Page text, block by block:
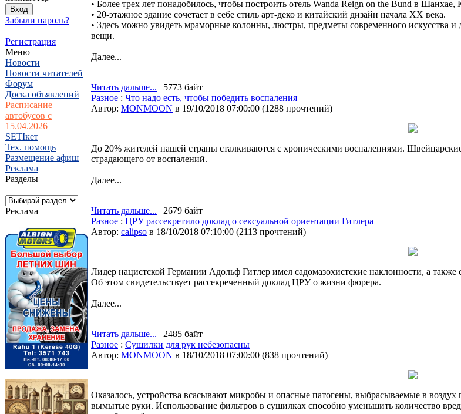
Забыли пароль?
Регистрация
Меню
Новости
Новости читателей
Форум
Доска объявлений
Расписание
автобусов с
15.04.2026
SETIкет
Тех. помощь
Размещение афиш
Реклама
Разделы
Реклама
• Более трех лет понадобилось, чтобы построить отель Wanda Reign on the Bund в Шанхае,
• 20-этажное здание сочетает в себе стиль арт-деко и китайский дизайн начала ХХ века.
• Здесь можно увидеть мраморные колонны, люстры, предметы современного искусства и
вещи.
Далее...
Читать дальше... | 5773 байт
Разное : Что надо есть, чтобы победить воспаления
Автор: MONMOON в 19/10/2018 07:00:00 (1288 прочтений)
До 20% жителей нашей страны сталкиваются с хроническими воспалениями. Швейцарские
страдающего от воспалений.
Далее...
Читать дальше... | 2679 байт
Разное : ЦРУ рассекретило доклад о сексуальной ориентации Гитлера
Автор: calipso в 18/10/2018 07:10:00 (2113 прочтений)
Лидер нацистской Германии Адольф Гитлер имел садомазохистские наклонности, а
Об этом свидетельствует рассекреченный доклад ЦРУ о жизни фюрера.
Далее...
Читать дальше... | 2485 байт
Разное : Сушилки для рук небезопасны
Автор: MONMOON в 18/10/2018 07:00:00 (838 прочтений)
Оказалось, устройства всасывают микробы и опасные патогены, выбрасываемые в
вымытые руки. Использование фильтров в сушилках способно уменьшить количество